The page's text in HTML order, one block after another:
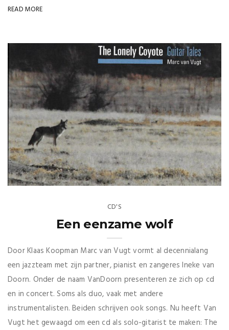
READ MORE
CD'S
Een eenzame wolf
Door Klaas Koopman Marc van Vugt vormt al decennialang
een jazzteam met zijn partner, pianist en zangeres Ineke van
Doorn. Onder de naam VanDoorn presenteren ze zich op cd
en in concert. Soms als duo, vaak met andere
instrumentalisten. Beiden schrijven ook songs. Nu heeft Van
Vugt het gewaagd om een cd als solo-gitarist te maken: The